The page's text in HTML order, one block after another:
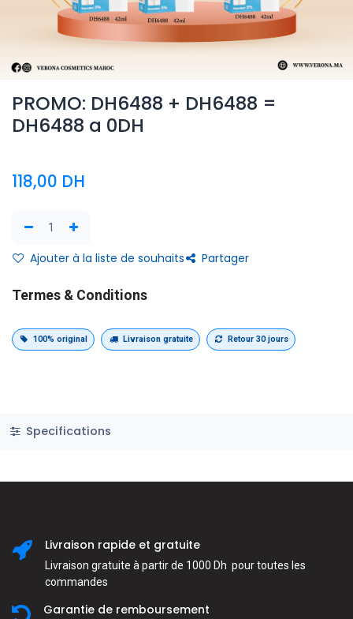
PROMO: DH6488 + DH6488 =
DH6488 a 0DH
118,00 DH
Ajouter à la liste de souhaits Partager
Termes & Conditions
100% original Livraison gratuite Retour 30 jours
Specifications
Livraison rapide et gratuite
Livraison gratuite à partir de 1000 Dh pour toutes les
commandes
Garantie de remboursement